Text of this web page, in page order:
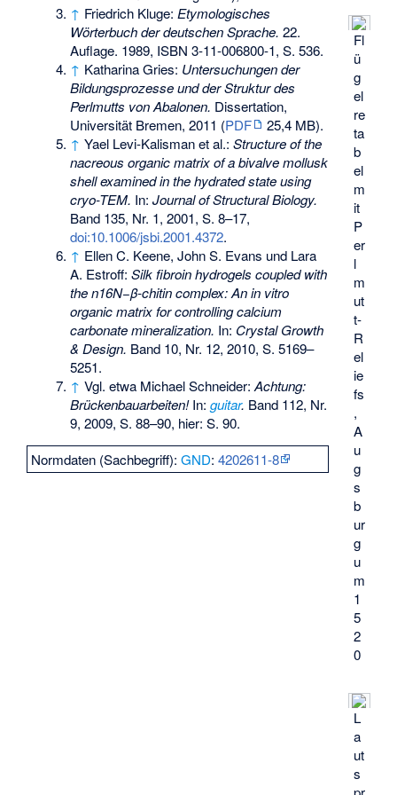
Fl
ü
g
el
re
ta
b
el
m
it
P
er
l
m
ut
t-
R
el
ie
fs
,
A
u
g
s
b
ur
g
u
m
1
5
2
0
L
a
ut
s
↑ Friedrich Kluge: Etymologisches
Wörterbuch der deutschen Sprache. 22.
Auflage. 1989, ISBN 3-11-006800-1, S. 536.
↑ Katharina Gries: Untersuchungen der
Bildungsprozesse und der Struktur des
Perlmutts von Abalonen. Dissertation,
Universität Bremen, 2011 (PDF
25,4 MB).
↑ Yael Levi-Kalisman et al.:Structure of the
nacreous organic matrix of a bivalve mollusk
shell examined in the hydrated state using
cryo-TEM. In:Journal of Structural Biology.
Band 135, Nr. 1, 2001, S. 8–17,
doi:10.1006/jsbi.2001.4372.
↑ Ellen C. Keene, John S. Evans und Lara
A. Estroff:Silk fibroin hydrogels coupled with
the n16N−β-chitin complex: An in vitro
organic matrix for controlling calcium
carbonate mineralization. In: Crystal Growth
& Design. Band 10, Nr. 12, 2010, S. 5169–
5251.
↑ Vgl. etwa Michael Schneider:Achtung:
Brückenbauarbeiten!In:guitar. Band 112, Nr.
9, 2009, S. 88–90, hier: S. 90.
Normdaten (Sachbegriff):GND:4202611-8